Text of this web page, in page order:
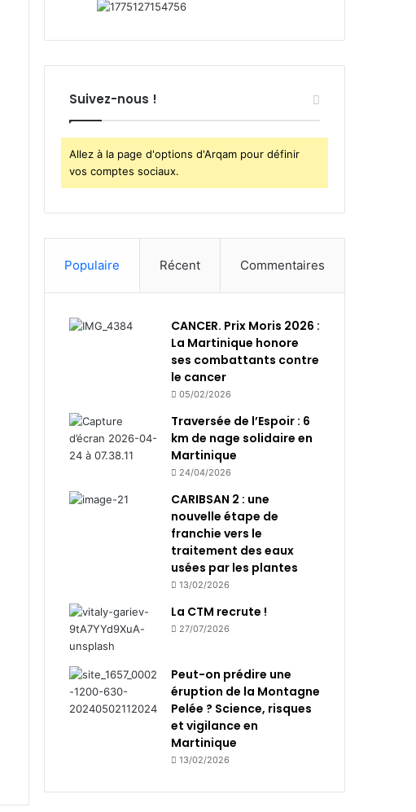
Suivez-nous !
Allez à la page d'options d'Arqam pour définir
vos comptes sociaux.
Populaire Récent Commentaires
CANCER. Prix Moris 2026 :
La Martinique honore
ses combattants contre
le cancer
05/02/2026
Traversée de l’Espoir : 6
km de nage solidaire en
Martinique
24/04/2026
CARIBSAN 2 : une
nouvelle étape de
franchie vers le
traitement des eaux
usées par les plantes
13/02/2026
La CTM recrute !
27/07/2026
Peut-on prédire une
éruption de la Montagne
Pelée ? Science, risques
et vigilance en
Martinique
13/02/2026